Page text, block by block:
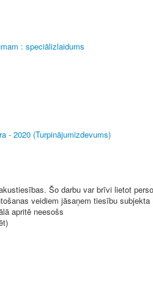
: speciālizlaidums
- 2020 (Turpinājumizdevums)
Šo darbu var brīvi lietot
veidiem jāsaņem tiesību subjekta
apritē neesošs